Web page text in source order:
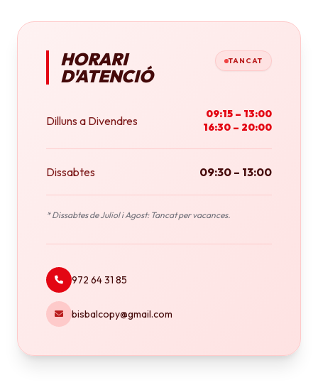
HORARI
D'ATENCIÓ
TANCAT
Dilluns a Divendres
09:15 – 13:00
16:30 – 20:00
Dissabtes 09:30 – 13:00
* Dissabtes de Juliol i Agost: Tancat per vacances.
972 64 31 85
bisbalcopy@gmail.com